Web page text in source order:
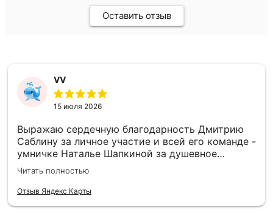
Оставить отзыв
VV
15 июля 2026
Выражаю сердечную благодарность Дмитрию
Саблину за личное участие и всей его команде -
умничке Наталье Шапкиной за душевное
взаимодействие по ведению сделки, ребятам-
монтажной бригаде за ответственное
отношение к своему труду. Процветания и всех
Читать полностью
Отзыв Яндекс Карты